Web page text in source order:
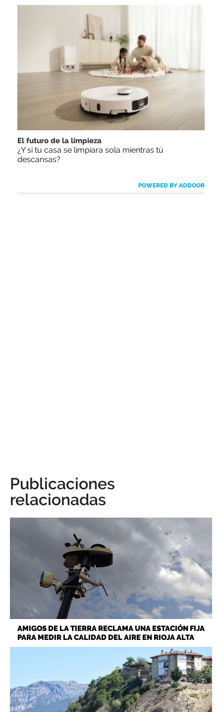
El futuro de la limpieza
¿Y si tu casa se limpiara sola mientras tú
descansas?
POWERED BY ADDOOR
Publicaciones
relacionadas
AMIGOS DE LA TIERRA RECLAMA UNA ESTACIÓN FIJA
PARA MEDIR LA CALIDAD DEL AIRE EN RIOJA ALTA